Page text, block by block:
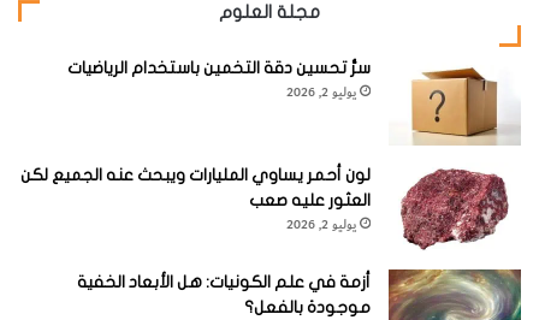
مجلة العلوم
سرُّ تحسين دقة التخمين باستخدام الرياضيات
يوليو 2, 2026
لون أحمر يساوي المليارات ويبحث عنه الجميع لكن
العثور عليه صعب
يوليو 2, 2026
أزمة في علم الكونيات: هل الأبعاد الخفية
موجودة بالفعل؟